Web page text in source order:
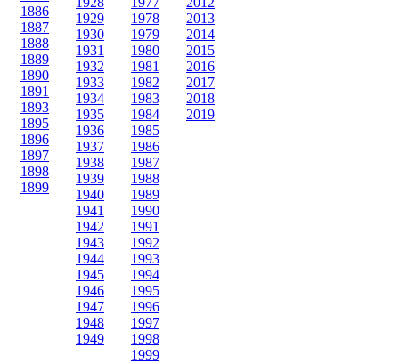
1886
1887
1888
1889
1890
1891
1893
1895
1896
1897
1898
1899
1929
1930
1931
1932
1933
1934
1935
1936
1937
1938
1939
1940
1941
1942
1943
1944
1945
1946
1947
1948
1949
1978
1979
1980
1981
1982
1983
1984
1985
1986
1987
1988
1989
1990
1991
1992
1993
1994
1995
1996
1997
1998
1999
2013
2014
2015
2016
2017
2018
2019